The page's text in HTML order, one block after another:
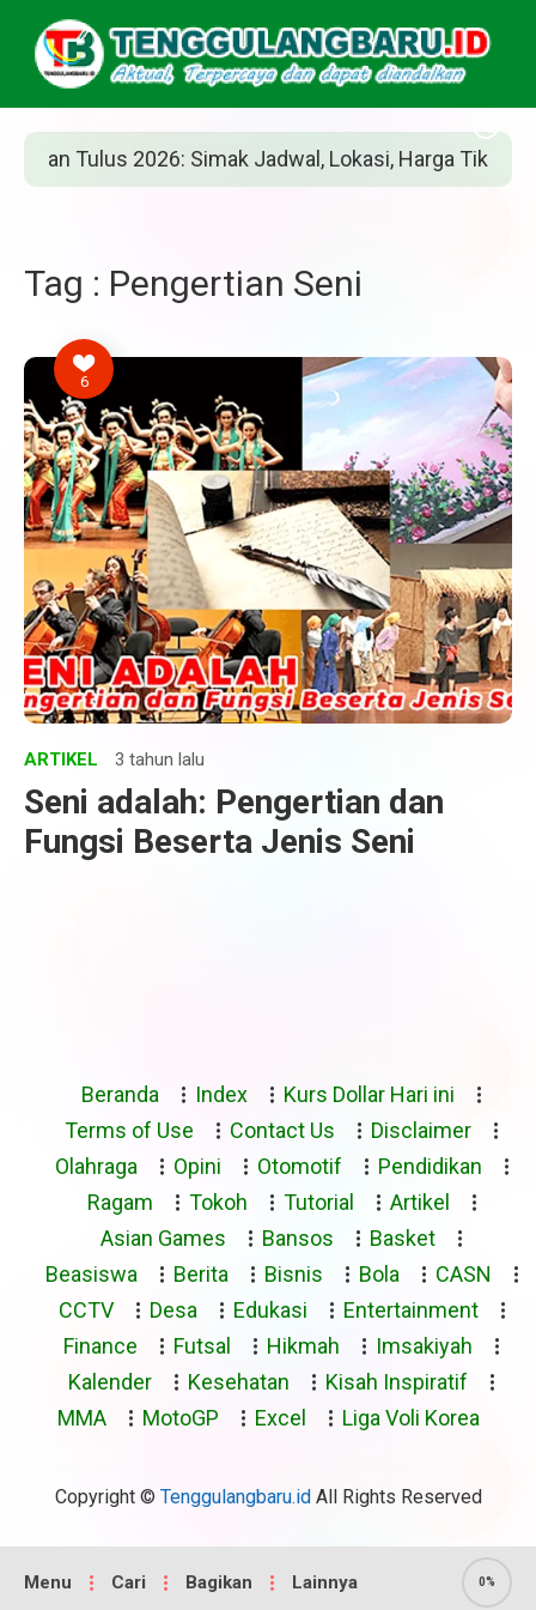
Tulus 2026: Simak Jadwal, Lokasi, Harga Tiket, dan
Tag : Pengertian Seni
6
ARTIKEL 3 tahun lalu
Seni adalah: Pengertian dan
Fungsi Beserta Jenis Seni
Beranda Index
Kurs Dollar Hari ini
Terms of Use
Contact Us
Disclaimer
Olahraga
Opini Otomotif
Pendidikan
Ragam
Tokoh Tutorial
Artikel
Asian Games
Bansos
Basket
Beasiswa
Berita Bisnis Bola
CASN
CCTV
Desa Edukasi
Entertainment
Finance
Futsal Hikmah
Imsakiyah
Kalender
Kesehatan
Kisah Inspiratif
MMA
MotoGP Excel Liga Voli Korea
Copyright © Tenggulangbaru.idAll Rights Reserved
Menu Cari Bagikan Lainnya 0%